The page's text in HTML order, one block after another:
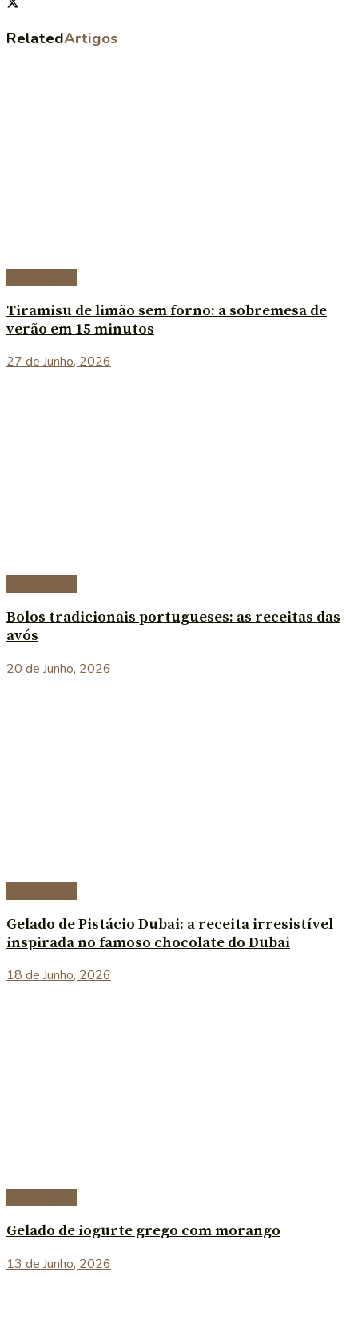
RelatedArtigos
Tiramisu de limão sem forno: a sobremesa de
verão em 15 minutos
27 de Junho, 2026
Bolos tradicionais portugueses: as receitas das
avós
20 de Junho, 2026
Gelado de Pistácio Dubai: a receita irresistível
inspirada no famoso chocolate do Dubai
18 de Junho, 2026
Gelado de iogurte grego com morango
13 de Junho, 2026